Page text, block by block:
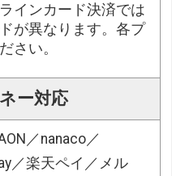
インカード決済では
が異なります。各プ
さい。
ー対応
／nanaco／
／楽天ペイ／メル